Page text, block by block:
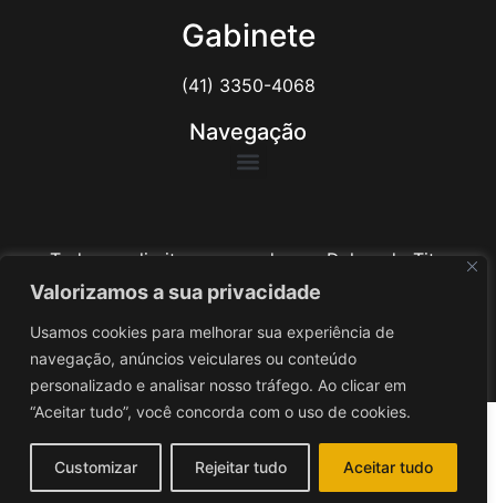
Valorizamos a sua privacidade
Usamos cookies para melhorar sua experiência de
navegação, anúncios veiculares ou conteúdo
personalizado e analisar nosso tráfego. Ao clicar em
“Aceitar tudo”, você concorda com o uso de cookies.
Customizar Rejeitar tudo Aceitar tudo
Gabinete
(41) 3350-4068
Navegação
Todos os direitos reservados ao Delegado Tito
Barichello
Desenvolvido poriv3